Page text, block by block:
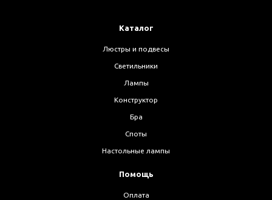
Каталог
Люстры и подвесы
Светильники
Лампы
Конструктор
Бра
Споты
Настольные лампы
Помощь
Оплата